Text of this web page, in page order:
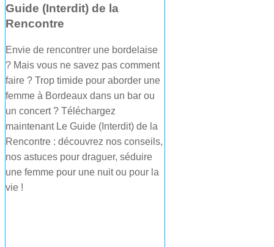
Guide (Interdit) de la
Rencontre
Envie de rencontrer une bordelaise
? Mais vous ne savez pas comment
faire ? Trop timide pour aborder une
femme à Bordeaux dans un bar ou
un concert ? Téléchargez
maintenant Le Guide (Interdit) de la
Rencontre : découvrez nos conseils,
nos astuces pour draguer, séduire
une femme pour une nuit ou pour la
vie !